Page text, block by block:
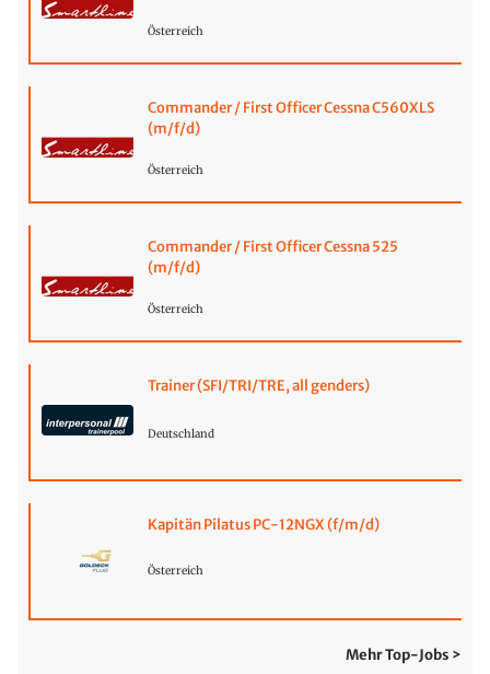
Österreich
Commander / First Officer Cessna C560XLS
(m/f/d)
Österreich
Commander / First Officer Cessna 525
(m/f/d)
Österreich
Trainer (SFI/TRI/TRE, all genders)
Deutschland
Kapitän Pilatus PC-12NGX (f/m/d)
Österreich
Mehr Top-Jobs >